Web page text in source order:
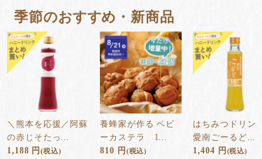
季節のおすすめ・新商品
＼熊本を応援／阿蘇
の赤じそたっ...
1,188 円(税込)
養蜂家が作る ベビ
ーカステラ 1...
810 円(税込)
はちみつドリン
愛南ごーるど...
1,404 円(税込)